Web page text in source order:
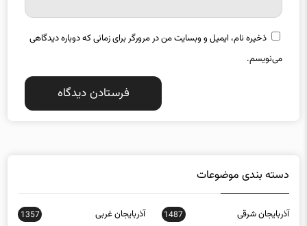
ذخیره نام، ایمیل و وبسایت من در مرورگر برای زمانی که دوباره دیدگاهی
می‌نویسم.
آذربایجان شرقی
اجتماعی 15588 اخبار استانها 0